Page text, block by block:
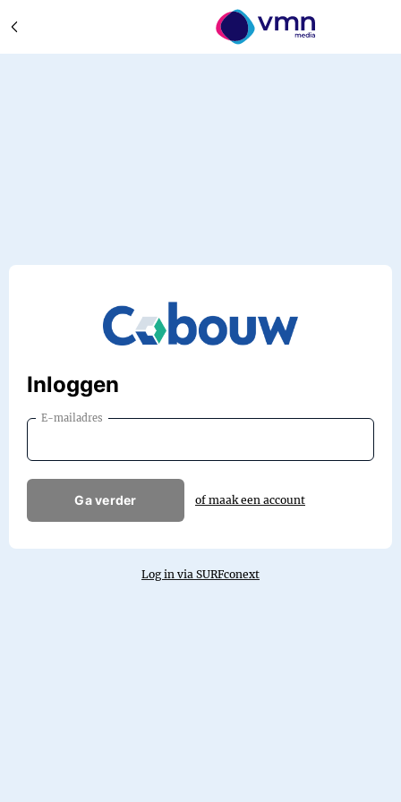
Inloggen
E-mailadres
Ga verder of maak een account
Log in via SURFconext